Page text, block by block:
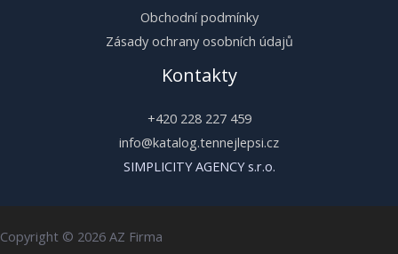
Obchodní podmínky
Zásady ochrany osobních údajů
Kontakty
+420 228 227 459
info@katalog.tennejlepsi.cz
SIMPLICITY AGENCY s.r.o.
Copyright © 2026 AZ Firma